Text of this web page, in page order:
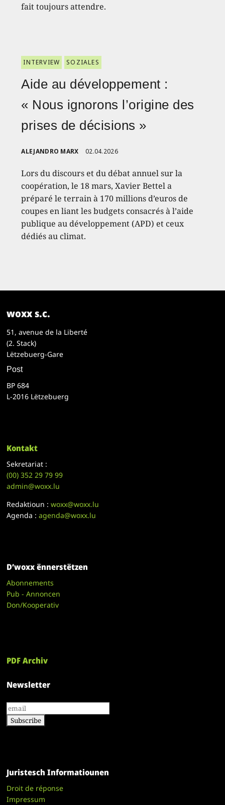
fait toujours attendre.
INTERVIEW SOZIALES
Aide au développement :
« Nous ignorons l’origine des
prises de décisions »
ALEJANDRO MARX 02.04.2026
Lors du discours et du débat annuel sur la
coopération, le 18 mars, Xavier Bettel a
préparé le terrain à 170 millions d’euros de
coupes en liant les budgets consacrés à l’aide
publique au développement (APD) et ceux
dédiés au climat.
woxx s.c.
51, avenue de la Liberté
(2. Stack)
Lëtzebuerg-Gare
Post
BP 684
L-2016 Lëtzebuerg
Kontakt
Sekretariat :
(00)352 29 79 99
admin@woxx.lu
Redaktioun :woxx@woxx.lu
Agenda :agenda@woxx.lu
D’woxx ënnerstëtzen
Abonnements
Pub - Annoncen
Don/Kooperativ
PDF Archiv
Newsletter
Juristesch Informatiounen
Droit de réponse
Impressum